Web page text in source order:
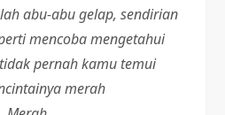
abu-abu gelap, sendirian
mencoba mengetahui
pernah kamu temui
merah